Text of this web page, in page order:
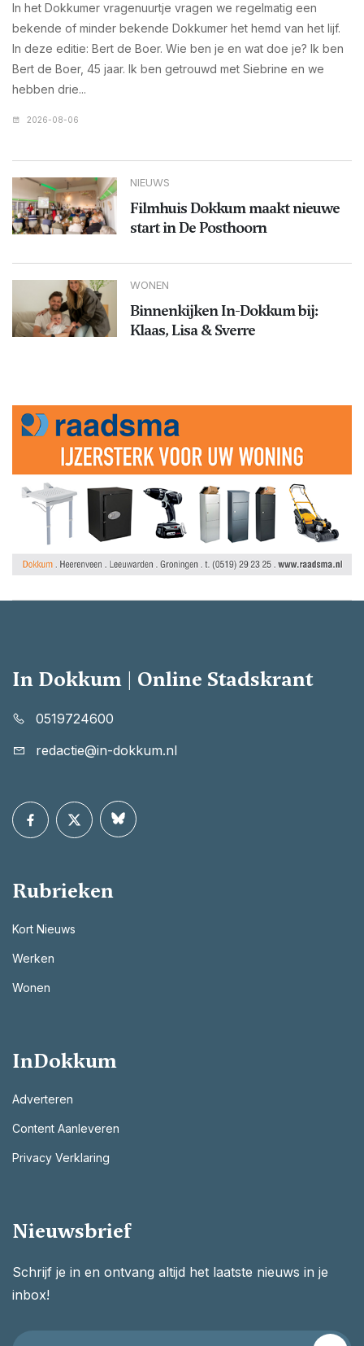
In het Dokkumer vragenuurtje vragen we regelmatig een
bekende of minder bekende Dokkumer het hemd van het lijf.
In deze editie: Bert de Boer. Wie ben je en wat doe je? Ik ben
Bert de Boer, 45 jaar. Ik ben getrouwd met Siebrine en we
hebben drie...
2026-08-06
NIEUWS
Filmhuis Dokkum maakt nieuwe
start in De Posthoorn
WONEN
Binnenkijken In-Dokkum bij:
Klaas, Lisa & Sverre
In Dokkum | Online Stadskrant
0519724600
redactie@in-dokkum.nl
Rubrieken
Kort Nieuws
Werken
Wonen
InDokkum
Adverteren
Content Aanleveren
Privacy Verklaring
Nieuwsbrief
Schrijf je in en ontvang altijd het laatste nieuws in je
inbox!